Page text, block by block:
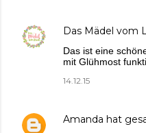
Das Mädel vom
Das ist eine
mit Glühmost
14.12.15
Amanda hat